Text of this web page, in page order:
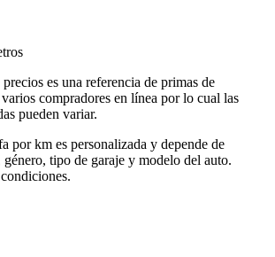
es una referencia de primas de
compradores en línea por lo cual las
pueden variar.
por km es personalizada y depende de
género, tipo de garaje y modelo del auto.